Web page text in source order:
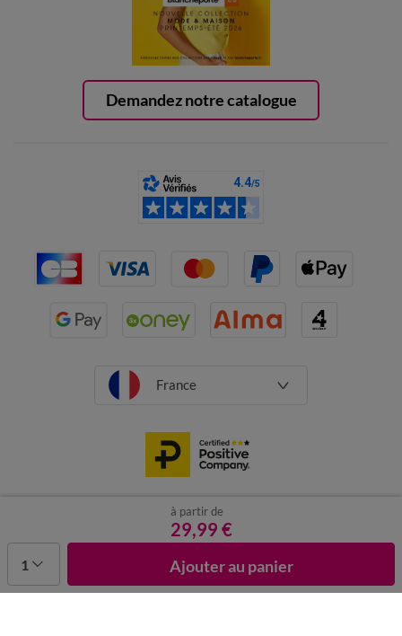
à partir de
29,99 €
1 Ajouter au panier
Demandez notre catalogue
France
Données personnelles